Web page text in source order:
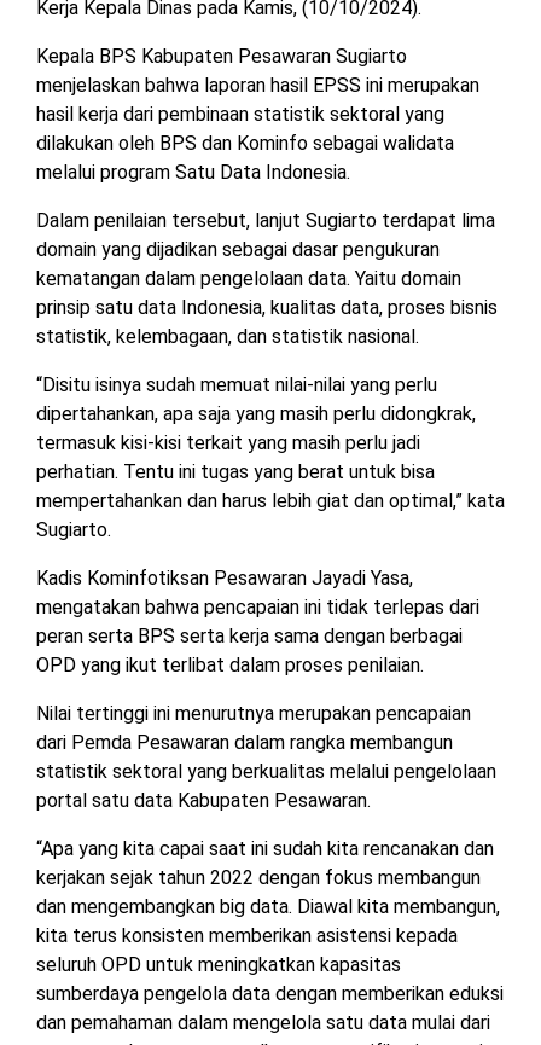
DPRD
TULANG
BAWANG
DPRD
TULANG
BARAT
DPRD
WAYKANAN
INFO
PERIKLANAN
KEBIJAKAN
PRIVASI
SOSIAL
MEDIA
PEDOMAN
MEDIA
SIBER
REDAKSI
TENTANG
KAMI
Kerja Kepala Dinas pada Kamis, (10/10/2024).
Kepala BPS Kabupaten Pesawaran Sugiarto
menjelaskan bahwa laporan hasil EPSS ini merupakan
hasil kerja dari pembinaan statistik sektoral yang
dilakukan oleh BPS dan Kominfo sebagai walidata
melalui program Satu Data Indonesia.
Dalam penilaian tersebut, lanjut Sugiarto terdapat lima
domain yang dijadikan sebagai dasar pengukuran
kematangan dalam pengelolaan data. Yaitu domain
prinsip satu data Indonesia, kualitas data, proses bisnis
statistik, kelembagaan, dan statistik nasional.
“Disitu isinya sudah memuat nilai-nilai yang perlu
dipertahankan, apa saja yang masih perlu didongkrak,
termasuk kisi-kisi terkait yang masih perlu jadi
perhatian. Tentu ini tugas yang berat untuk bisa
mempertahankan dan harus lebih giat dan optimal,” kata
Sugiarto.
Kadis Kominfotiksan Pesawaran Jayadi Yasa,
mengatakan bahwa pencapaian ini tidak terlepas dari
peran serta BPS serta kerja sama dengan berbagai
OPD yang ikut terlibat dalam proses penilaian.
Nilai tertinggi ini menurutnya merupakan pencapaian
dari Pemda Pesawaran dalam rangka membangun
statistik sektoral yang berkualitas melalui pengelolaan
portal satu data Kabupaten Pesawaran.
“Apa yang kita capai saat ini sudah kita rencanakan dan
kerjakan sejak tahun 2022 dengan fokus membangun
dan mengembangkan big data. Diawal kita membangun,
kita terus konsisten memberikan asistensi kepada
seluruh OPD untuk meningkatkan kapasitas
sumberdaya pengelola data dengan memberikan eduksi
dan pemahaman dalam mengelola satu data mulai dari